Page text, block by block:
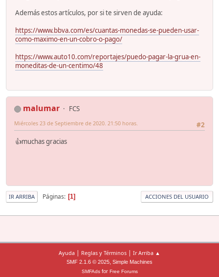
Además estos artículos, por si te sirven de ayuda:
https://www.bbva.com/es/cuantas-monedas-se-pueden-usar-
como-maximo-en-un-cobro-o-pago/
https://www.auto10.com/reportajes/puedo-pagar-la-grua-en-
moneditas-de-un-centimo/48
malumar
FCS
#2
Miércoles 23 de Septiembre de 2020. 21:50 horas.
👍muchas gracias
IR ARRIBA Páginas 1 ACCIONES DEL USUARIO
Ayuda | Reglas y Términos | Ir Arriba ▲
SMF 2.1.6 © 2025, Simple Machines
SMFAdsfor Free Forums